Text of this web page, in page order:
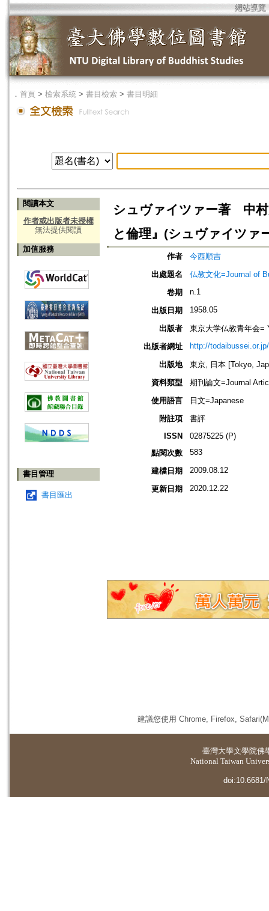
網站導覽
． 首頁 > 檢索系統 > 書目檢索 > 書目明細
閱讀本文
作者或出版者未授權
無法提供閱讀
加值服務
書目管理
書目匯出
シュヴァイツァー著 中村
と倫理』(シュヴァイツァ
作者
今西順吉
出處題名
仏教文化=Journal of
卷期
n.1
出版日期 1958.05
出版者
東京大学仏教青年会=
出版者網址
http://
出版地
東京, 日本 [Tokyo,
資料類型
期刊論文=Journal
使用語言
日文=Japanese
附註項
書評
ISSN
02875225 (P)
點閱次數
583
建檔日期 2009.08.12
更新日期 2020.12.22
建議您使用 Chrome, Firefox,
臺灣大學文學院佛
National Taiwan
doi:10.6681/